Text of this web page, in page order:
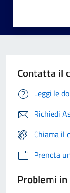
Contatta il
Leggi le
Richiedi
Chiama il
Prenota
Problemi